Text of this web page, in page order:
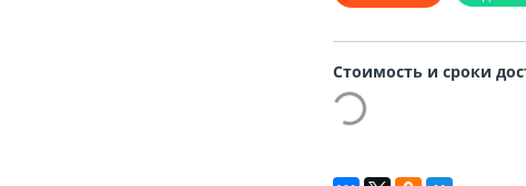
Стоимость и сроки